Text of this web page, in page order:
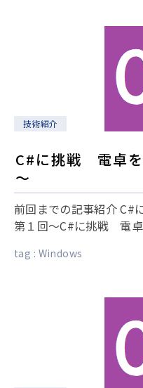
技術紹介
C#に挑戦 電卓を
～
前回までの記事紹介
第１回～C#に挑戦 電
tag : Windows